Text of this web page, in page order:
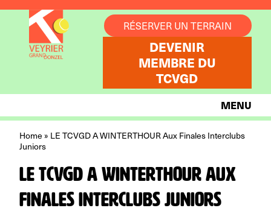
RÉSERVER UN TERRAIN
DEVENIR
MEMBRE DU
TCVGD
MENU
Home» LE TCVGD A WINTERTHOUR Aux Finales Interclubs
Juniors
LE TCVGD A WINTERTHOUR Aux
Finales Interclubs Juniors